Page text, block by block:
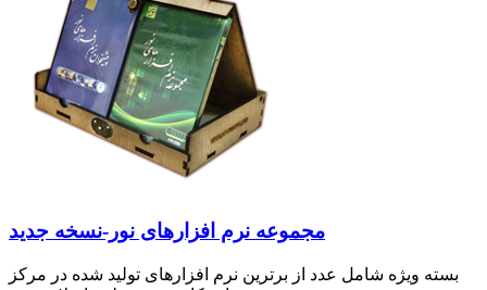
مجموعه نرم‌ افزارهای نور-نسخه جدید
بسته ویژه شامل عدد از برترین نرم افزارهای تولید شده در مرکز